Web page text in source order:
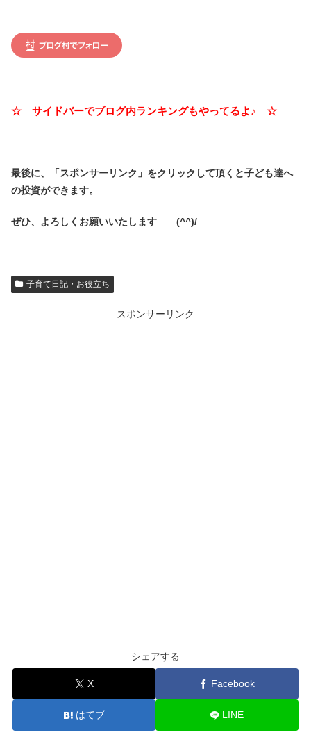
☆ サイドバーでブログ内ランキングもやってるよ♪ ☆
最後に、「スポンサーリンク」をクリックして頂くと子ども達へ
の投資ができます。
ぜひ、よろしくお願いいたします (^^)/
子育て日記・お役立ち
スポンサーリンク
シェアする
X Facebook
はてブ LINE